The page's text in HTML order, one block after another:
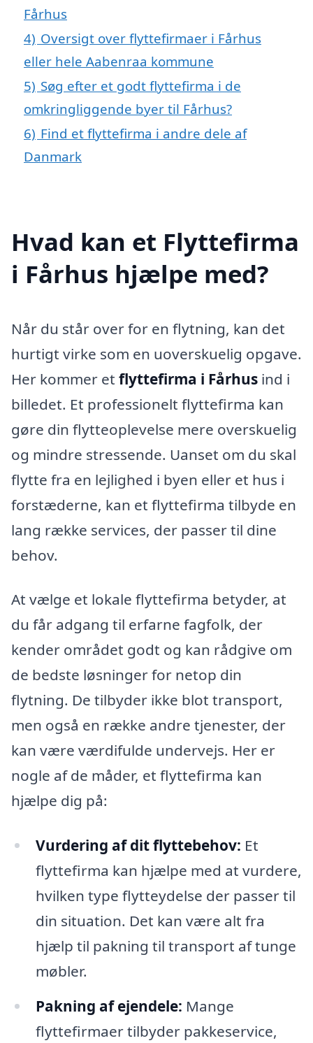
Fårhus
4) Oversigt over flyttefirmaer i Fårhus
eller hele Aabenraa kommune
5) Søg efter et godt flyttefirma i de
omkringliggende byer til Fårhus?
6) Find et flyttefirma i andre dele af
Danmark
Hvad kan et Flyttefirma
i Fårhus hjælpe med?
Når du står over for en flytning, kan det
hurtigt virke som en uoverskuelig opgave.
Her kommer et flyttefirma i Fårhus ind i
billedet. Et professionelt flyttefirma kan
gøre din flytteoplevelse mere overskuelig
og mindre stressende. Uanset om du skal
flytte fra en lejlighed i byen eller et hus i
forstæderne, kan et flyttefirma tilbyde en
lang række services, der passer til dine
behov.
At vælge et lokale flyttefirma betyder, at
du får adgang til erfarne fagfolk, der
kender området godt og kan rådgive om
de bedste løsninger for netop din
flytning. De tilbyder ikke blot transport,
men også en række andre tjenester, der
kan være værdifulde undervejs. Her er
nogle af de måder, et flyttefirma kan
hjælpe dig på:
Vurdering af dit flyttebehov: Et
flyttefirma kan hjælpe med at vurdere,
hvilken type flytteydelse der passer til
din situation. Det kan være alt fra
hjælp til pakning til transport af tunge
møbler.
Pakning af ejendele: Mange
flyttefirmaer tilbyder pakkeservice,